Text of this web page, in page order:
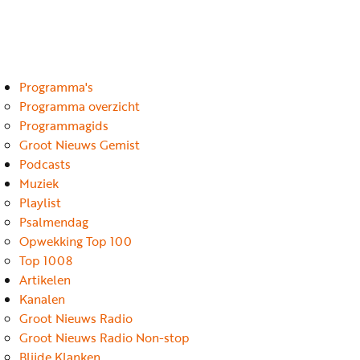
Programma's
Programma overzicht
Programmagids
Groot Nieuws Gemist
Podcasts
Muziek
Playlist
Psalmendag
Opwekking Top 100
Top 1008
Artikelen
Kanalen
Groot Nieuws Radio
Groot Nieuws Radio Non-stop
Podcasts
Muziek
Artikelen
Kanalen
Steun
onze
missie
Info